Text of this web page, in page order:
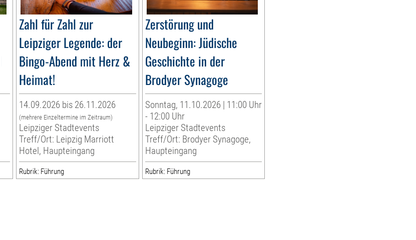
Zahl für Zahl zur
Leipziger Legende: der
Bingo-Abend mit Herz &
Heimat!
14.09.2026 bis 26.11.2026
(mehrere Einzeltermine im Zeitraum)
Leipziger Stadtevents
Treff/Ort: Leipzig Marriott
Hotel, Haupteingang
Rubrik: Führung
Zerstörung und
Neubeginn: Jüdische
Geschichte in der
Brodyer Synagoge
Sonntag, 11.10.2026 | 11:00 Uhr
- 12:00 Uhr
Leipziger Stadtevents
Treff/Ort: Brodyer Synagoge,
Haupteingang
Rubrik: Führung